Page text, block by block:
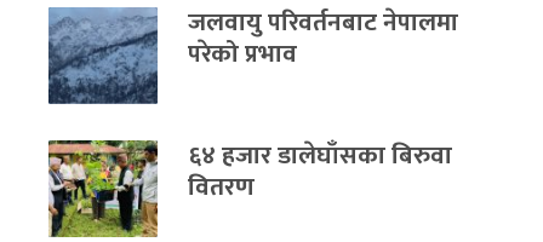
जलवायु परिवर्तनबाट नेपालमा
परेको प्रभाव
६४ हजार डालेघाँसका बिरुवा
वितरण